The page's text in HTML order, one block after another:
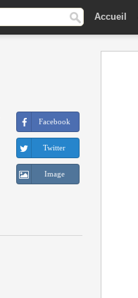
Accueil
Facebook
Twitter
Image